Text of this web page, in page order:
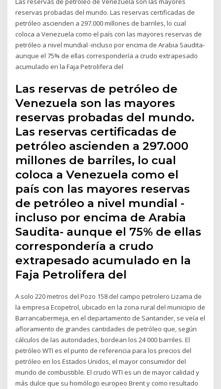
reservas probadas del mundo. Las reservas certificadas de
petróleo ascienden a 297.000 millones de barriles, lo cual
coloca a Venezuela como el país con las mayores reservas de
petróleo a nivel mundial -incluso por encima de Arabia Saudita-
aunque el 75% de ellas correspondería a crudo extrapesado
acumulado en la Faja Petrolifera del
Las reservas de petróleo de
Venezuela son las mayores
reservas probadas del mundo.
Las reservas certificadas de
petróleo ascienden a 297.000
millones de barriles, lo cual
coloca a Venezuela como el
país con las mayores reservas
de petróleo a nivel mundial -
incluso por encima de Arabia
Saudita- aunque el 75% de ellas
correspondería a crudo
extrapesado acumulado en la
Faja Petrolifera del
A solo 220 metros del Pozo 158 del campo petrolero Lizama de
la empresa Ecopetrol, ubicado en la zona rural del municipio de
Barrancabermeja, en el departamento de Santander, se veía el
afloramiento de grandes cantidades de petróleo que, según
cálculos de las autoridades, bordean los 24 000 barriles. El
petróleo WTI es el punto de referencia para los precios del
petróleo en los Estados Unidos, el mayor consumidor del
mundo de combustible. El crudo WTI es un de mayor calidad y
más dulce que su homólogo europeo Brent y como resultado